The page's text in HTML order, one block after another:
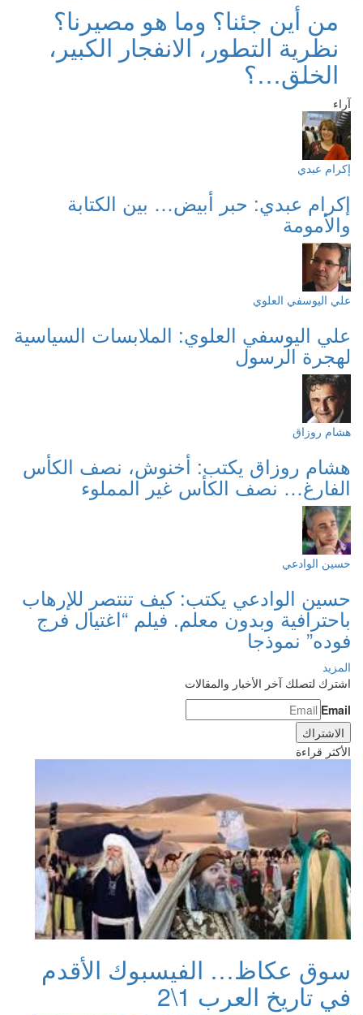
من أين جئنا؟ وما هو مصيرنا؟
نظرية التطور، الانفجار الكبير،
الخلق…؟
آراء
إكرام عبدي
إكرام عبدي: حبر أبيض… بين الكتابة
والأمومة
علي اليوسفي العلوي
علي اليوسفي العلوي: الملابسات السياسية
لهجرة الرسول
هشام روزاق
هشام روزاق يكتب: أخنوش، نصف الكأس
الفارغ… نصف الكأس غير المملوء
حسين الوادعي
حسين الوادعي يكتب: كيف تنتصر للإرهاب
باحترافية وبدون معلم. فيلم “اغتيال فرج
فوده” نموذجا
المزيد
اشترك لتصلك آخر الأخبار والمقالات
Email
الأكثر قراءة
سوق عكاظ… الفيسبوك الأقدم
في تاريخ العرب 1\2